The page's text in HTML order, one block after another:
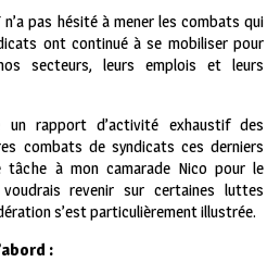
pas hésité à mener les combats qui
ont continué à se mobiliser pour
secteurs, leurs emplois et leurs
un rapport d’activité exhaustif des
combats de syndicats ces derniers
tâche à mon camarade Nico pour le
revenir sur certaines luttes
s’est particulièrement illustrée.
: